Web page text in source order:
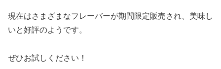
現在はさまざまなフレーバーが期間限定販売され、美味し
いと好評のようです。
ぜひお試しください！